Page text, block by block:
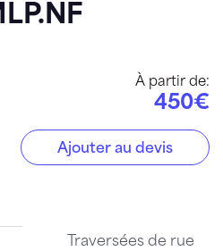
À partir de:
450€
Ajouter au devis
Traversées de rue